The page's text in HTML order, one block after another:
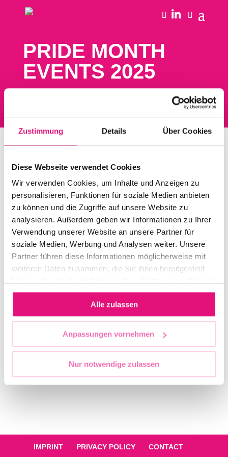
Zustimmung Details Über Cookies
Diese Webseite verwendet Cookies
Wir verwenden Cookies, um Inhalte und Anzeigen zu
personalisieren, Funktionen für soziale Medien anbieten
zu können und die Zugriffe auf unsere Website zu
analysieren. Außerdem geben wir Informationen zu Ihrer
Verwendung unserer Website an unsere Partner für
soziale Medien, Werbung und Analysen weiter. Unsere
Partner führen diese Informationen möglicherweise mit
weiteren Daten zusammen, die Sie ihnen bereitgestellt
gesammelt haben.
Alle zulassen
Anpassungen vornehmen
Nur notwendige zulassen
PRIDE MONTH
EVENTS 2025
HIGHLIGHTS
Keine kommenden Highlight-Veranstaltungen
gefunden.
Keine PM-Events gefunden.
IMPRINT PRIVACY POLICY CONTACT